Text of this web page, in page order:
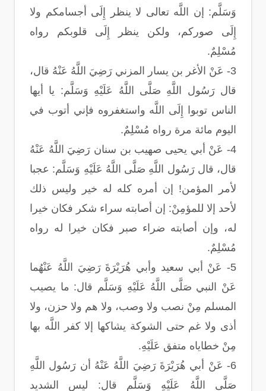
وَسَلَّم: إن اللَّه تعالى لا ينظر إِلَى أجسامكم ولا
إِلَى صوركم، ولكن ينظر إِلَى قلوبكم رواه
مُسْلِمٌ.
3- عَنْ الأغر بن يسار المزني رَضِيَ اللَّهُ عَنْهُ قال،
قال رَسُول اللَّهِ صَلَّى اللَّهُ عَلَيْهِ وَسَلَّم: يا أيها
الناس توبوا إِلَى اللَّه واستغفروه فإني أتوب في
اليوم مائة مرة رواه مُسْلِمٌ.
4- عَنْ أبي يحيى صهيب بن سنان رَضِيَ اللَّهُ عَنْهُ
قال، قال رَسُول اللَّهِ صَلَّى اللَّهُ عَلَيْهِ وَسَلَّم: عجبا
لأمر المؤمن! إن أمره كله له خير وليس ذلك
لأحد إلا للمؤمِنْ: إن أصابته سراء شكر فكان خيرا
له، وإن أصابته ضراء صبر فكان خيرا له رواه
مُسْلِمٌ.
5- عَنْ أبي سعيد وأبي هُرَيْرَةَ رَضِيَ اللَّهُ عَنْهُما
عَنْ النبي صَلَّى اللَّهُ عَلَيْهِ وَسَلَّم قال: ما يصيب
المسلم مِنْ نصب ولا وصب، ولا هم ولا حزن، ولا
أذى ولا غم حتى الشوكة يشاكها إلا كفر اللَّه بها
مِنْ خطاياه متفق عَلَيْهِ.
6- عَنْ أبي هُرَيْرَةَ رَضِيَ اللَّهُ عَنْهُ أن رَسُول اللَّهِ
صَلَّى اللَّهُ عَلَيْهِ وَسَلَّم قال: ليس الشديد